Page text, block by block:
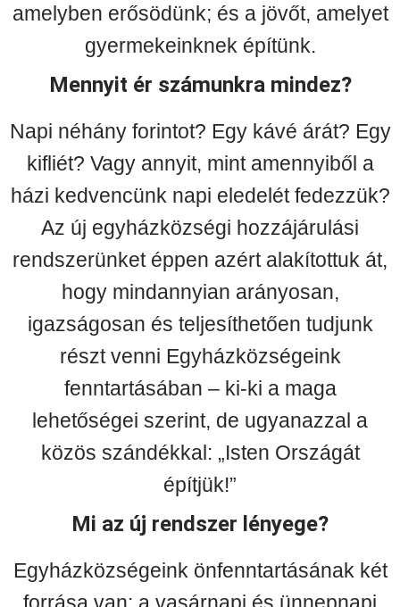
amelyben erősödünk; és a jövőt, amelyet
gyermekeinknek építünk.
Mennyit ér számunkra mindez?
Napi néhány forintot? Egy kávé árát? Egy
kifliét? Vagy annyit, mint amennyiből a
házi kedvencünk napi eledelét fedezzük?
Az új egyházközségi hozzájárulási
rendszerünket éppen azért alakítottuk át,
hogy mindannyian arányosan,
igazságosan és teljesíthetően tudjunk
részt venni Egyházközségeink
fenntartásában – ki-ki a maga
lehetőségei szerint, de ugyanazzal a
közös szándékkal: „Isten Országát
építjük!”
Mi az új rendszer lényege?
Egyházközségeink önfenntartásának két
forrása van: a vasárnapi és ünnepnapi